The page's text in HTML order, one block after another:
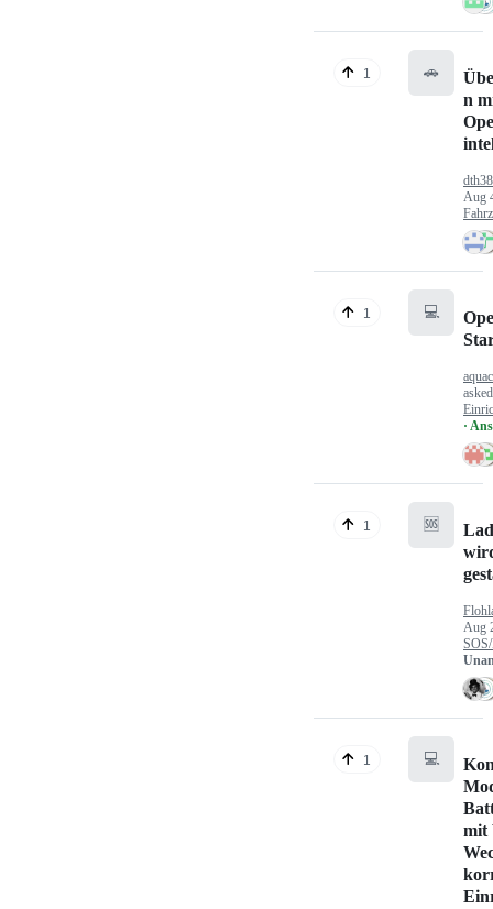
1 🚗
n
Aug
1 💻
·
1 🆘
Aug
1 💻
mit